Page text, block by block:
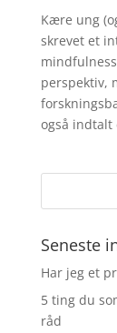
Kære ung
skrevet et
perspektiv,
også indtalt
Seneste
Har jeg et
5 ting du
råd